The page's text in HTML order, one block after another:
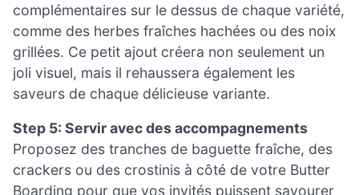
complémentaires sur le dessus de chaque variété,
comme des herbes fraîches hachées ou des noix
grillées. Ce petit ajout créera non seulement un
joli visuel, mais il rehaussera également les
saveurs de chaque délicieuse variante.
Step 5: Servir avec des accompagnements
Proposez des tranches de baguette fraîche, des
crackers ou des crostinis à côté de votre Butter
Boarding pour que vos invités puissent savourer